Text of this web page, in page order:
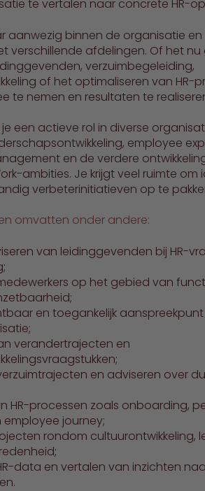
te vertalen naar concrete HR-
aanwezig binnen de organisatie
verschillende afdelingen. Of het
verzuimbegeleiding,
of het optimaliseren van HR-
te nemen en resultaten te
een actieve rol in diverse
employee
en de verdere
ambities. Je krijgt veel ruimte om
verbeterinitiatieven op te
omvatten onder andere:
van leidinggevenden bij HR-
op het gebied van
en toegankelijk aanspreekpunt
verandertrajecten en
en adviseren over
HR-processen zoals onboarding,
journey;
rondom cultuurontwikkeling,
data en vertalen van inzichten